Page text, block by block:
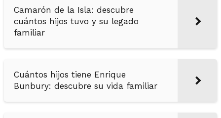
Camarón de la Isla: descubre
cuántos hijos tuvo y su legado
familiar
Cuántos hijos tiene Enrique
Bunbury: descubre su vida familiar